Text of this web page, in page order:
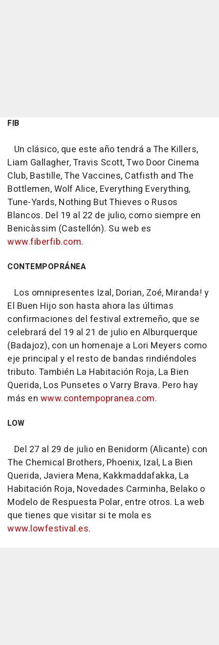
FIB
Un clásico, que este año tendrá a The Killers,
Liam Gallagher, Travis Scott, Two Door Cinema
Club, Bastille, The Vaccines, Catfisth and The
Bottlemen, Wolf Alice, Everything Everything,
Tune-Yards, Nothing But Thieves o Rusos
Blancos. Del 19 al 22 de julio, como siempre en
Benicàssim (Castellón). Su web es
www.fiberfib.com.
CONTEMPOPRÁNEA
Los omnipresentes Izal, Dorian, Zoé, Miranda! y
El Buen Hijo son hasta ahora las últimas
confirmaciones del festival extremeño, que se
celebrará del 19 al 21 de julio en Alburquerque
(Badajoz), con un homenaje a Lori Meyers como
eje principal y el resto de bandas rindiéndoles
tributo. También La Habitación Roja, La Bien
Querida, Los Punsetes o Varry Brava. Pero hay
más en www.contempopranea.com.
LOW
Del 27 al 29 de julio en Benidorm (Alicante) con
The Chemical Brothers, Phoenix, Izal, La Bien
Querida, Javiera Mena, Kakkmaddafakka, La
Habitación Roja, Novedades Carminha, Belako o
Modelo de Respuesta Polar, entre otros. La web
que tienes que visitar si te mola es
www.lowfestival.es.